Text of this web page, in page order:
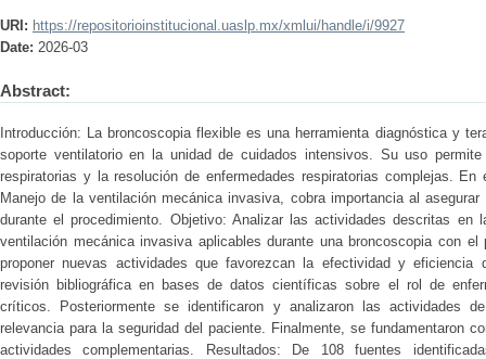
URI: https://repositorioinstitucional.uaslp.mx/xmlui/handle/i/9927
Date: 2026-03
Abstract:
Introducción: La broncoscopia flexible es una herramienta diagnóstica y
soporte ventilatorio en la unidad de cuidados intensivos. Su uso
respiratorias y la resolución de enfermedades respiratorias complejas.
Manejo de la ventilación mecánica invasiva, cobra importancia al
durante el procedimiento. Objetivo: Analizar las actividades descritas en
ventilación mecánica invasiva aplicables durante una broncoscopia con
proponer nuevas actividades que favorezcan la efectividad y eficiencia
revisión bibliográfica en bases de datos científicas sobre el rol de
críticos. Posteriormente se identificaron y analizaron las actividades
relevancia para la seguridad del paciente. Finalmente, se fundamentaron
actividades complementarias. Resultados: De 108 fuentes